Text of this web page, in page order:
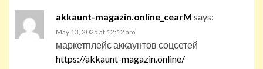
akkaunt-magazin.online_cearM says:
May 13, 2025 at 12:12 am
маркетплейс аккаунтов соцсетей
https://akkaunt-magazin.online/